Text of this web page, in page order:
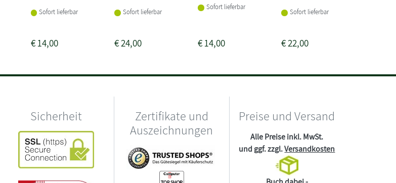
Sofort lieferbar
€14,00
Sofort lieferbar
€24,00
Sofort lieferbar
€14,00
Sofort lieferbar
€22,00
Sicherheit
Zertifikate und
Auszeichnungen
Preise und Versand
Alle Preise inkl. MwSt.
und ggf. zzgl.Versandkosten